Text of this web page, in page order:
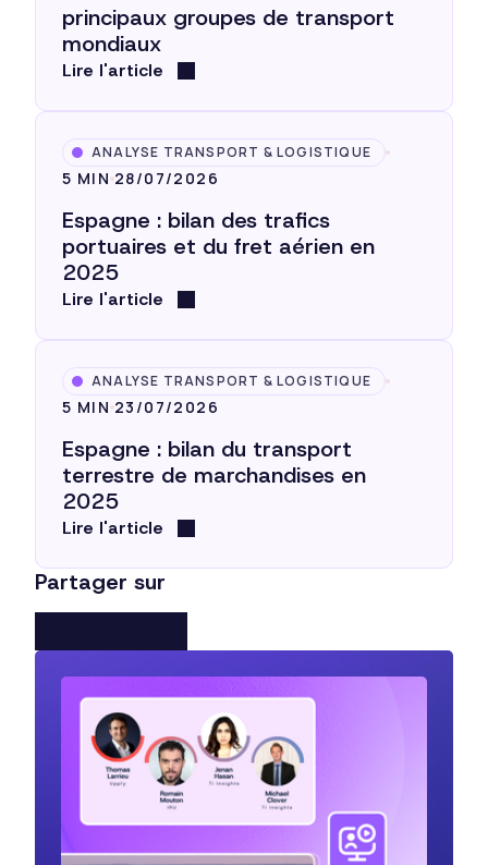
principaux groupes de transport
mondiaux
Lire l'article
ANALYSE TRANSPORT & LOGISTIQUE
5 MIN 28/07/2026
Espagne : bilan des trafics
portuaires et du fret aérien en
2025
Lire l'article
ANALYSE TRANSPORT & LOGISTIQUE
5 MIN 23/07/2026
Espagne : bilan du transport
terrestre de marchandises en
2025
Lire l'article
Partager sur